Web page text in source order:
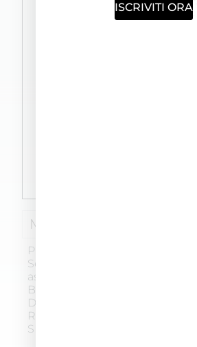
Modo d'uso
PREPARAZIONE
Se vestiti proteggere gli abiti
asciugamano scuro sulle spalle.
BENE COLOR ACTIVATOR
DELL’USO. PER IL PRIMO
ROMPERE IL SIGILLO DI
SPINGENDO LA PUNTA
ISCRIVITI ORA